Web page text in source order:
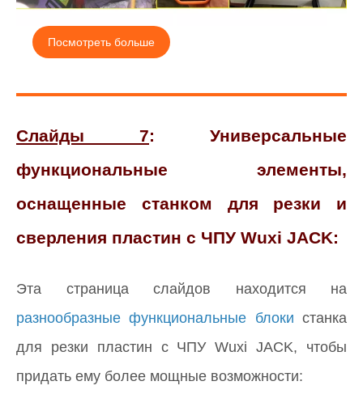
Посмотреть больше
Слайды 7: Универсальные
функциональные элементы,
оснащенные станком для резки и
сверления пластин с ЧПУ Wuxi JACK:
Эта страница слайдов находится на
разнообразные функциональные блоки станка
для резки пластин с ЧПУ Wuxi JACK, чтобы
придать ему более мощные возможности: